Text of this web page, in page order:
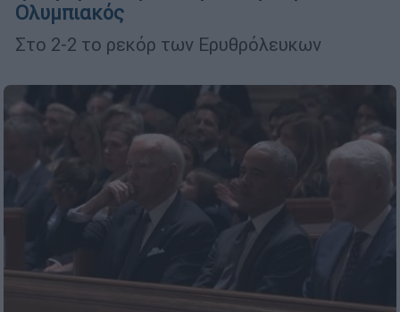
Ολυμπιακός
Στο 2-2 το ρεκόρ των Ερυθρόλευκων